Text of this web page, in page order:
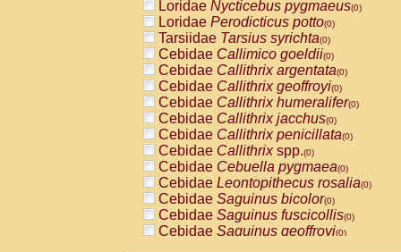
Loridae Nycticebus pygmaeus(0)
Loridae Perodicticus potto(0)
Tarsiidae Tarsius syrichta(0)
Cebidae Callimico goeldii(0)
Cebidae Callithrix argentata(0)
Cebidae Callithrix geoffroyi(0)
Cebidae Callithrix humeralifer(0)
Cebidae Callithrix jacchus(0)
Cebidae Callithrix penicillata(0)
Cebidae Callithrixspp.(0)
Cebidae Cebuella pygmaea(0)
Cebidae Leontopithecus rosalia(0)
Cebidae Saguinus bicolor(0)
Cebidae Saguinus fuscicollis(0)
Cebidae Saguinus geoffroyi(0)